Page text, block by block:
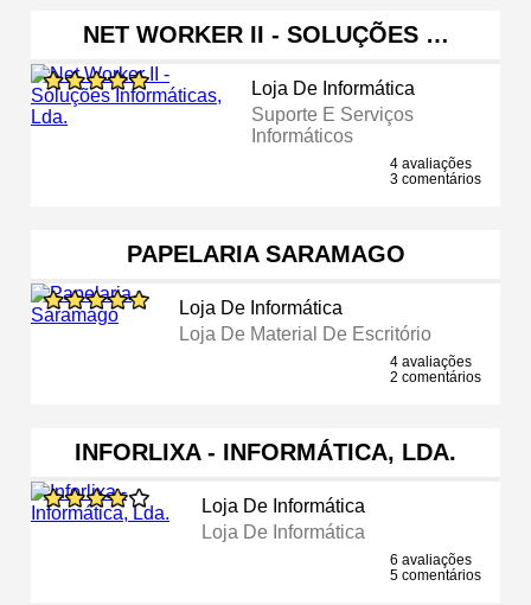
NET WORKER II - SOLUÇÕES …
Loja De Informática
Suporte E Serviços
Informáticos
4 avaliações
3 comentários
PAPELARIA SARAMAGO
Loja De Informática
Loja De Material De Escritório
4 avaliações
2 comentários
INFORLIXA - INFORMÁTICA, LDA.
Loja De Informática
Loja De Informática
6 avaliações
5 comentários